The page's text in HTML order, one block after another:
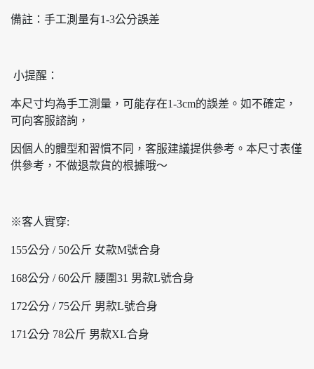
備註：手工測量有1-3公分誤差
小提醒：
本尺寸均為手工測量，可能存在1-3cm的誤差。如不確定，
可向客服諮詢，
因個人的體型和習慣不同，客服建議提供參考。本尺寸表僅
供參考，不做退款貨的根據哦～
※客人實穿:
155公分 / 50公斤 女款M號合身
168公分 / 60公斤 腰圍31 男款L號合身
172公分 / 75公斤 男款L號合身
171公分 78公斤 男款XL合身